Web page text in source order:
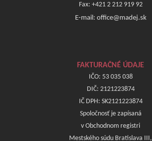
Fax: +421 2 212 919 92
E-mail: office@madej.sk
FAKTURAČNÉ ÚDAJE
IČO: 53 035 038
DIČ: 2121223874
IČ DPH: SK2121223874
Spoločnosť je zapísaná
v Obchodnom registri
Mestského súdu Bratislava III,